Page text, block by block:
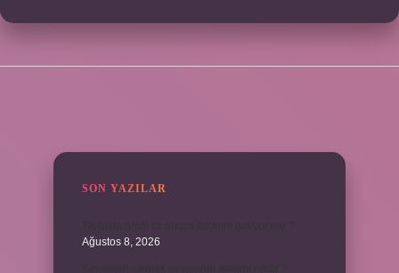
SON YAZILAR
Ağustos 8, 2026